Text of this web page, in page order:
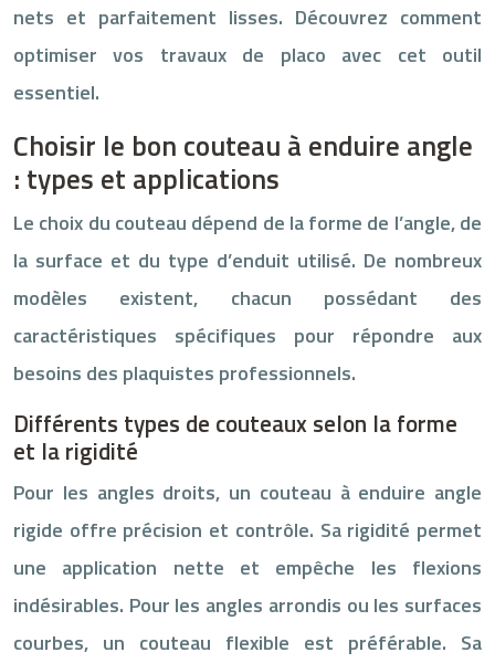
nets et parfaitement lisses. Découvrez comment
optimiser vos travaux de placo avec cet outil
essentiel.
Choisir le bon couteau à enduire angle
: types et applications
Le choix du couteau dépend de la forme de l’angle, de
la surface et du type d’enduit utilisé. De nombreux
modèles existent, chacun possédant des
caractéristiques spécifiques pour répondre aux
besoins des plaquistes professionnels.
Différents types de couteaux selon la forme
et la rigidité
Pour les angles droits, un couteau à enduire angle
rigide offre précision et contrôle. Sa rigidité permet
une application nette et empêche les flexions
indésirables. Pour les angles arrondis ou les surfaces
courbes, un couteau flexible est préférable. Sa